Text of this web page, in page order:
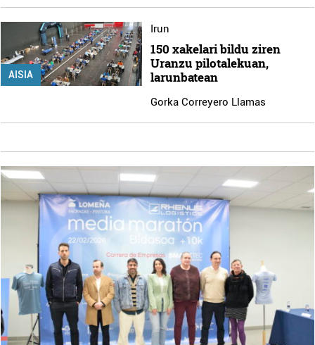
AISIA
Irun
150 xakelari bildu ziren
Uranzu pilotalekuan,
larunbatean
Gorka Correyero Llamas